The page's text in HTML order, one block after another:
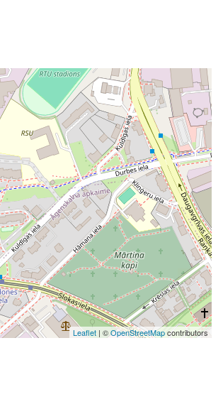
Leaflet | ©OpenStreetMapcontributors